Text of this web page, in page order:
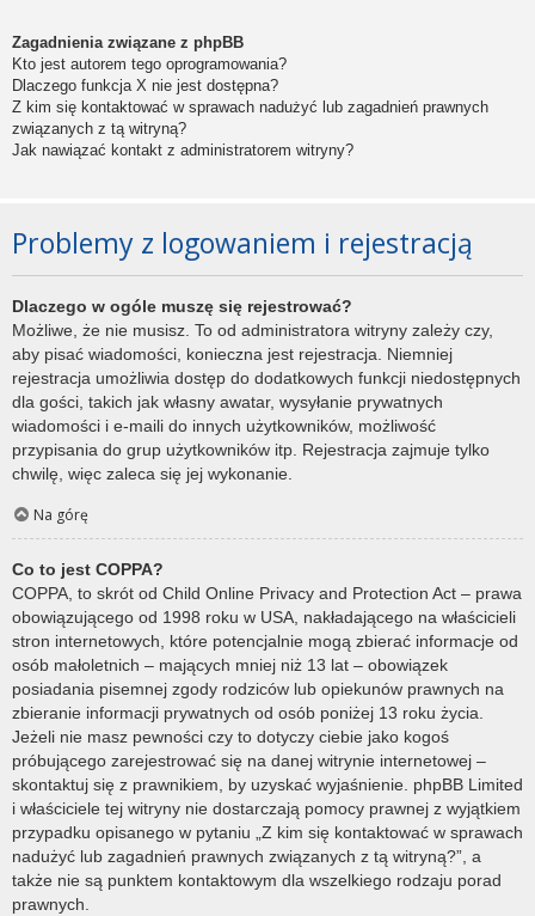
Zagadnienia związane z phpBB
Kto jest autorem tego oprogramowania?
Dlaczego funkcja X nie jest dostępna?
Z kim się kontaktować w sprawach nadużyć lub zagadnień prawnych
związanych z tą witryną?
Jak nawiązać kontakt z administratorem witryny?
Problemy z logowaniem i rejestracją
Dlaczego w ogóle muszę się rejestrować?
Możliwe, że nie musisz. To od administratora witryny zależy czy,
aby pisać wiadomości, konieczna jest rejestracja. Niemniej
rejestracja umożliwia dostęp do dodatkowych funkcji niedostępnych
dla gości, takich jak własny awatar, wysyłanie prywatnych
wiadomości i e-maili do innych użytkowników, możliwość
przypisania do grup użytkowników itp. Rejestracja zajmuje tylko
chwilę, więc zaleca się jej wykonanie.
Na górę
Co to jest COPPA?
COPPA, to skrót od Child Online Privacy and Protection Act – prawa
obowiązującego od 1998 roku w USA, nakładającego na właścicieli
stron internetowych, które potencjalnie mogą zbierać informacje od
osób małoletnich – mających mniej niż 13 lat – obowiązek
posiadania pisemnej zgody rodziców lub opiekunów prawnych na
zbieranie informacji prywatnych od osób poniżej 13 roku życia.
Jeżeli nie masz pewności czy to dotyczy ciebie jako kogoś
próbującego zarejestrować się na danej witrynie internetowej –
skontaktuj się z prawnikiem, by uzyskać wyjaśnienie. phpBB Limited
i właściciele tej witryny nie dostarczają pomocy prawnej z wyjątkiem
przypadku opisanego w pytaniu „Z kim się kontaktować w sprawach
nadużyć lub zagadnień prawnych związanych z tą witryną?”, a
także nie są punktem kontaktowym dla wszelkiego rodzaju porad
prawnych.